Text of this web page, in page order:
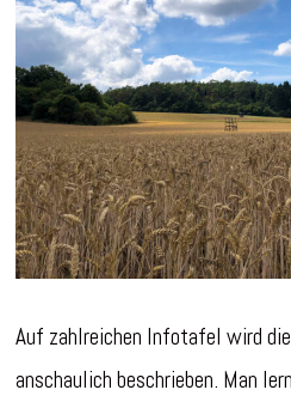
Auf zahlreichen Infotafel wird
anschaulich beschrieben. Man